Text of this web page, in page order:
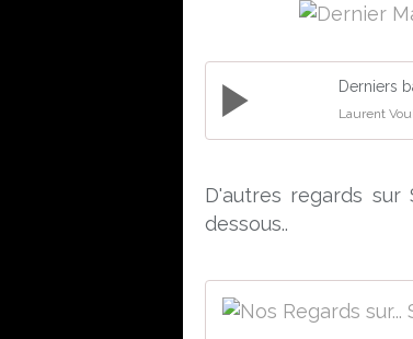
Derniers
Laurent
D'autres regards sur
dessous..